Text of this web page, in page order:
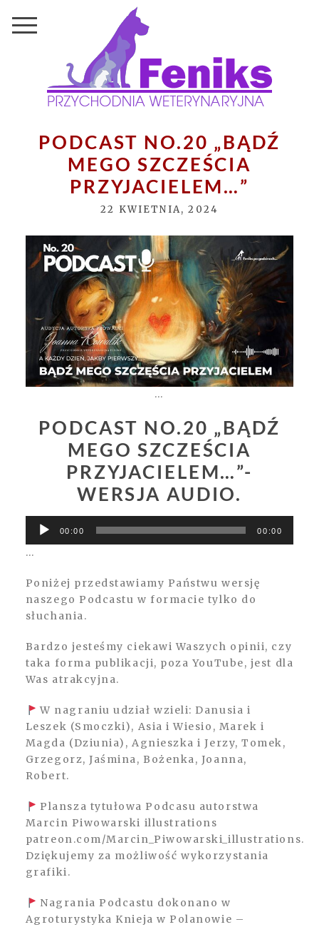
PODCAST NO.20 „BĄDŹ
MEGO SZCZEŚCIA
PRZYJACIELEM…”
22 KWIETNIA, 2024
…
PODCAST NO.20 „BĄDŹ
MEGO SZCZEŚCIA
PRZYJACIELEM…”-
WERSJA AUDIO.
Odtwarzacz
plików
dźwiękowych
00:00 00:00
…
Poniżej przedstawiamy Państwu wersję
naszego Podcastu w formacie tylko do
słuchania.
Bardzo jesteśmy ciekawi Waszych opinii, czy
taka forma publikacji, poza YouTube, jest dla
Was atrakcyjna.
W nagraniu udział wzieli: Danusia i
Leszek (Smoczki), Asia i Wiesio, Marek i
Magda (Dziunia), Agnieszka i Jerzy, Tomek,
Grzegorz, Jaśmina, Bożenka, Joanna,
Robert.
Plansza tytułowa Podcasu autorstwa
Marcin Piwowarski illustrations
patreon.com/Marcin_Piwowarski_illustrations.
Dziękujemy za możliwość wykorzystania
grafiki.
Nagrania Podcastu dokonano w
Agroturystyka Knieja w Polanowie –